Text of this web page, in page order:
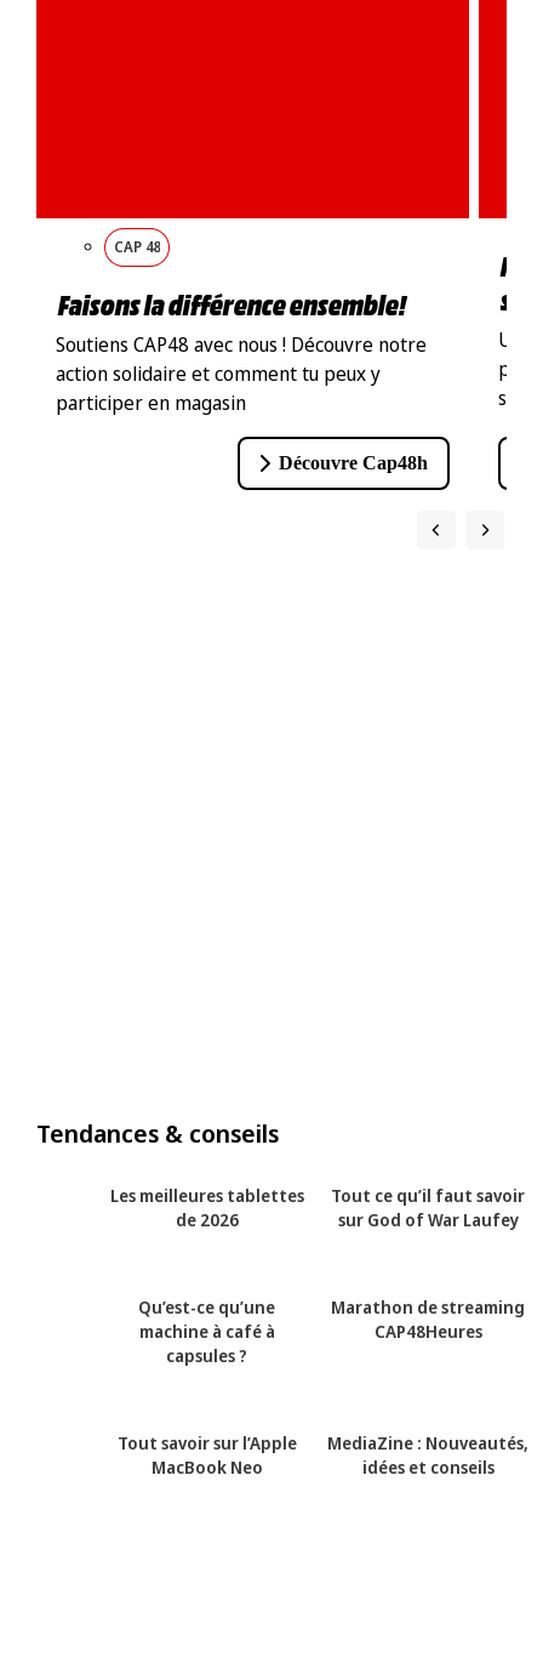
CAP 48
Faisons la différence ensemble!
Soutiens CAP48 avec nous ! Découvre notre
action solidaire et comment tu peux y
participer en magasin
Découvre Cap48h
Un
pas
sur
Tendances & conseils
Les meilleures tablettes
de 2026
Tout ce qu’il faut savoir
sur God of War Laufey
Qu’est-ce qu’une
machine à café à
capsules ?
Marathon de streaming
CAP48Heures
Tout savoir sur l’Apple
MacBook Neo
MediaZine : Nouveautés,
idées et conseils